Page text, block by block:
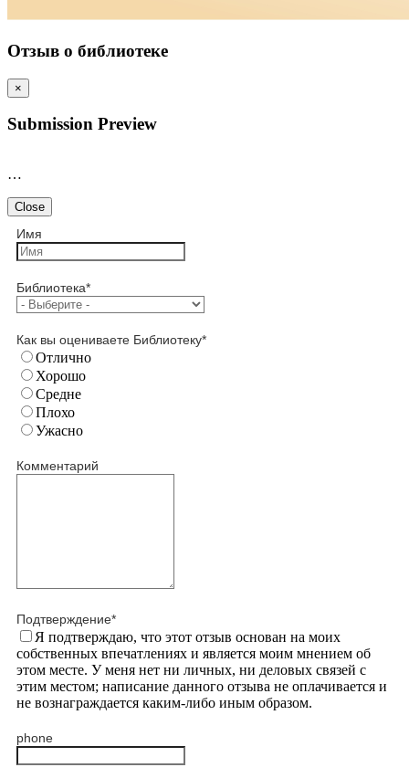
Отзыв о библиотеке
×
Submission Preview
…
Close
Имя
Библиотека*
Как вы оцениваете Библиотеку*
Отлично
Хорошо
Средне
Плохо
Ужасно
Комментарий
Подтверждение*
Я подтверждаю, что этот отзыв основан на моих
собственных впечатлениях и является моим мнением об
этом месте. У меня нет ни личных, ни деловых связей с
этим местом; написание данного отзыва не оплачивается и
не вознаграждается каким-либо иным образом.
phone